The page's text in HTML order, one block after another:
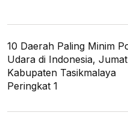
10 Daerah Paling Minim
Udara di Indonesia,
Kabupaten Tasikmalaya
Peringkat 1